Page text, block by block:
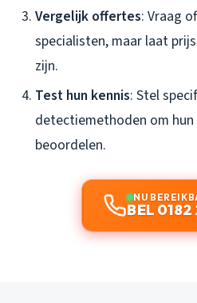
Vergelijk offertes: Vraag
specialisten, maar laat
zijn.
Test hun kennis: Stel
detectiemethoden om
beoordelen.
NU
BEL 0182